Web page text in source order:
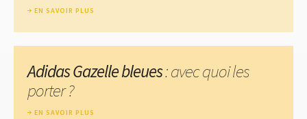
EN SAVOIR PLUS
Adidas Gazelle bleues: avec quoi les
porter ?
EN SAVOIR PLUS